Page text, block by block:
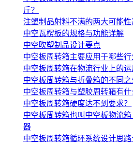
斤？
注塑制品射料不满的两大可能
中空瓦楞板的规格与功能详解
中空吹塑制品设计要点
中空板周转箱主要应用于哪些
中空板周转箱在物流行业上的
中空板周转箱与折叠箱的不同
中空板周转箱与塑胶周转箱有
中空板周转箱硬度达不到要求？
中空板周转箱也叫中空板物流
器
中空板周转箱循环系统设计思路